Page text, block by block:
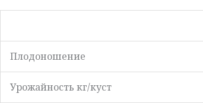
Плодоношение
Урожайность кг/куст